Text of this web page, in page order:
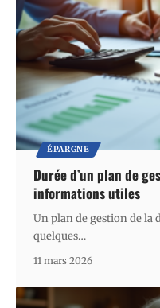
ÉPARGNE
Durée d’un plan de
informations utiles
Un plan de gestion de la
quelques…
11 mars 2026